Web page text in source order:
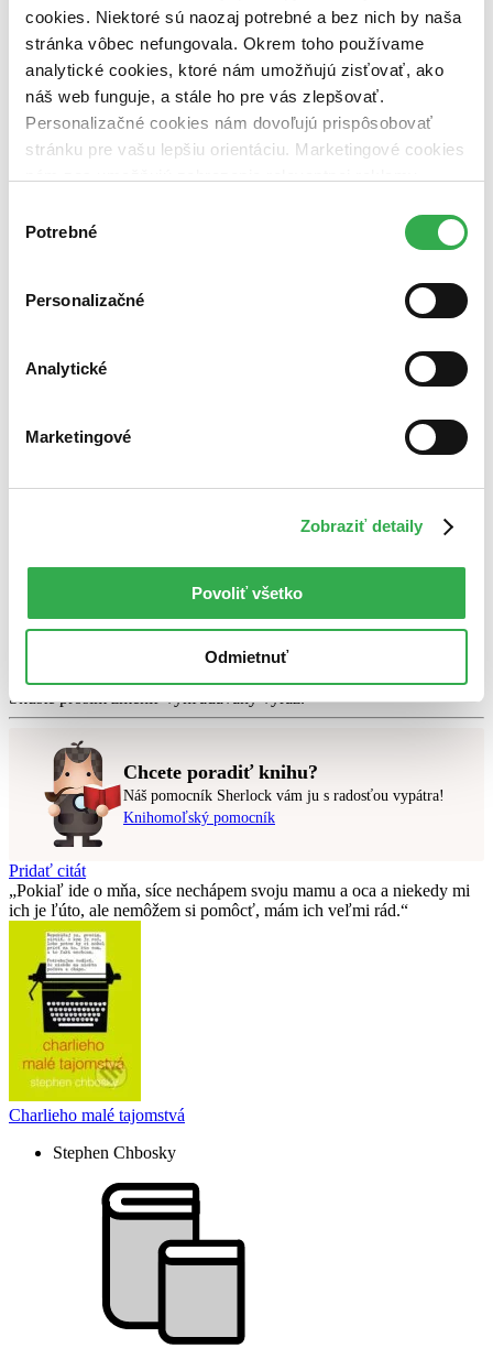
cookies. Niektoré sú naozaj potrebné a bez nich by naša
stránka vôbec nefungovala. Okrem toho používame
analytické cookies, ktoré nám umožňujú zisťovať, ako
náš web funguje, a stále ho pre vás zlepšovať.
Personalizačné cookies nám dovoľujú prispôsobovať
stránku pre vašu lepšiu orientáciu. Marketingové cookies
nám pomohlo, keby sme mohli používať všetky tieto
súhlasu
Potrebné
Personalizačné
Analytické
Marketingové
Zobraziť detaily
Povoliť všetko
Odmietnuť
predpredaj (0 titulov)predpredaj
pripravujeme (0 titulov)
pripravujeme
dostupná (bez vypredaných) (0 titulov)
dostupná (bez
vypredaných)
Nové / čítané
nová (0 titulov) nová
čítaná (0 titulov)
čítaná - výborný stav (0 titulov)čítaná - výborný stav
opotrebovaná
čítané verzie
Zúžiť výber
Zoradiť
Použité filtre
Zrušiť filtre
Nebol nájdený
Skúste prosím zmeniť vyhľadávaný výraz.
Chcete poradiť knihu?
Náš pomocník Sherlock vám ju s radosťou vypátra!
Knihomoľský pomocník
Pridať citát
Pokiaľ ide o mňa, síce nechápem svoju mamu a oca a niekedy mi
ich je ľúto, ale nemôžem si pomôcť, mám ich veľmi rád.
Charlieho malé tajomstvá
Stephen Chbosky